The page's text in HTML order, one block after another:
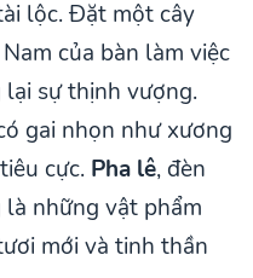
lộc. Đặt một cây
của bàn làm việc
lại sự thịnh vượng.
gai nhọn như xương
cực. Pha lê, đèn
những vật phẩm
mới và tinh thần